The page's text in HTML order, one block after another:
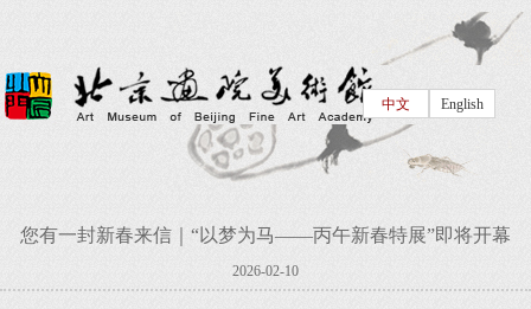
English
中文
您有一封新春来信｜“以梦为马——丙午新春特展”即将开幕
2026-02-10